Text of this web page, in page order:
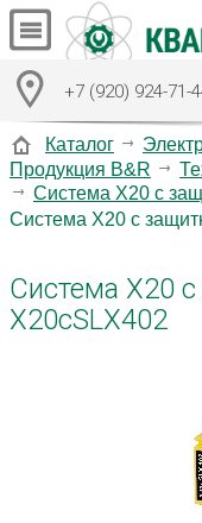
+7 (920) 924-71-
Каталог
Продукция B&R
Система X20 с
Система X20 с
Система X20
X20cSLX402